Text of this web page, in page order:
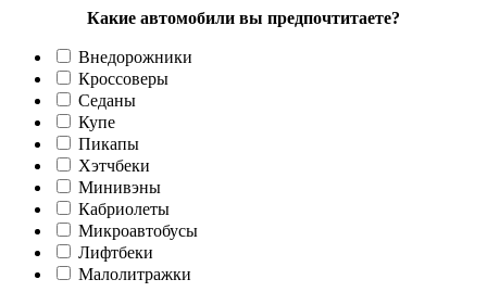
Какие автомобили вы предпочтитаете?
Внедорожники
Кроссоверы
Седаны
Купе
Пикапы
Хэтчбеки
Минивэны
Кабриолеты
Микроавтобусы
Лифтбеки
Малолитражки